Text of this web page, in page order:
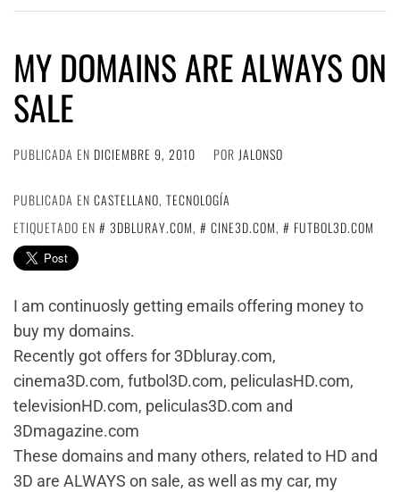
MY DOMAINS ARE ALWAYS ON
SALE
PUBLICADA EN DICIEMBRE 9, 2010 POR JALONSO
PUBLICADA EN CASTELLANO, TECNOLOGÍA
ETIQUETADO EN
3DBLURAY.COM, CINE3D.COM, FUTBOL3D.COM
I am continuosly getting emails offering money to
buy my domains.
Recently got offers for 3Dbluray.com,
cinema3D.com, futbol3D.com, peliculasHD.com,
televisionHD.com, peliculas3D.com and
3Dmagazine.com
These domains and many others, related to HD and
3D are ALWAYS on sale, as well as my car, my